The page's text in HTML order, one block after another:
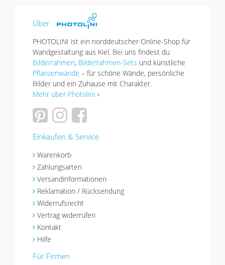
Über
PHOTOLINI ist ein norddeutscher Online-Shop für
Wandgestaltung aus Kiel. Bei uns findest du
Bilderrahmen, Bilderrahmen-Sets und künstliche
Pflanzenwände – für schöne Wände, persönliche
Bilder und ein Zuhause mit Charakter.
Mehr über Photolini »
Einkaufen & Service
Warenkorb
Zahlungsarten
Versandinformationen
Reklamation / Rücksendung
Widerrufsrecht
Vertrag widerrufen
Kontakt
Hilfe
Für Firmen